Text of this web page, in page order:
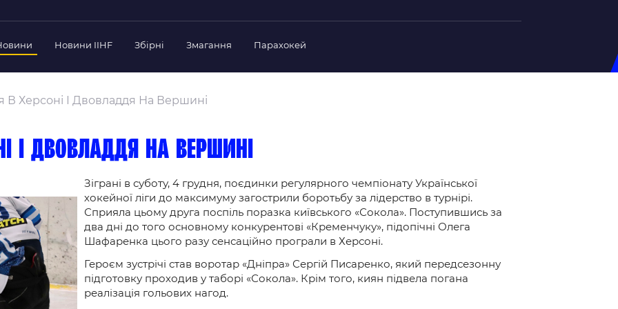
Федерації
документи
Федерації
Новини IIHF Збірні
Склад Збірної
Календар Матчів
Україна U-18
Склад Збірної
Тренерський Штаб
Календар Матчів
Україна (ж)
Склад Збірної
Календар Матчів
Змагання Парахокей
В Херсоні І Двовладдя На Вершині
і двовладдя на вершині
Зіграні в суботу, 4 грудня, поєдинки регулярного чемпіонату Української
хокейної ліги до максимуму загострили боротьбу за лідерство в турнірі.
Сприяла цьому друга поспіль поразка київського «Сокола». Поступившись за
два дні до того основному конкурентові «Кременчуку», підопічні Олега
Шафаренка цього разу сенсаційно програли в Херсоні.
Героєм зустрічі став воротар «Дніпра» Сергій Писаренко, який передсезонну
підготовку проходив у таборі «Сокола». Крім того, киян підвела погана
реалізація гольових нагод.